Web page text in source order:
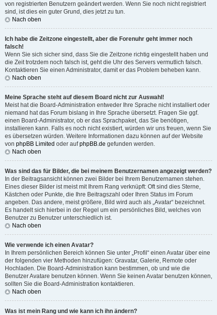
von registrierten Benutzern geändert werden. Wenn Sie noch nicht registriert
sind, ist dies ein guter Grund, dies jetzt zu tun.
Nach oben
Ich habe die Zeitzone eingestellt, aber die Forenuhr geht immer noch
falsch!
Wenn Sie sich sicher sind, dass Sie die Zeitzone richtig eingestellt haben und
die Zeit trotzdem noch falsch ist, geht die Uhr des Servers vermutlich falsch.
Kontaktieren Sie einen Administrator, damit er das Problem beheben kann.
Nach oben
Meine Sprache steht auf diesem Board nicht zur Auswahl!
Meist hat die Board-Administration entweder Ihre Sprache nicht installiert oder
niemand hat das Forum bislang in Ihre Sprache übersetzt. Fragen Sie ggf.
einen Board-Administrator, ob er das Sprachpaket, das Sie benötigen,
installieren kann. Falls es noch nicht existiert, würden wir uns freuen, wenn Sie
es übersetzen würden. Weitere Informationen dazu können auf der Website
von phpBB Limited oder aufphpBB.de gefunden werden.
Nach oben
Was sind das für Bilder, die bei meinem Benutzernamen angezeigt werden?
In der Beitragsansicht können zwei Bilder bei Ihrem Benutzernamen stehen.
Eines dieser Bilder ist meist mit Ihrem Rang verknüpft: Oft sind dies Sterne,
Kästchen oder Punkte, die Ihre Beitragszahl oder Ihren Status im Forum
angeben. Das andere, meist größere, Bild wird auch als „Avatar“ bezeichnet.
Es handelt sich hierbei in der Regel um ein persönliches Bild, welches von
Benutzer zu Benutzer unterschiedlich ist.
Nach oben
Wie verwende ich einen Avatar?
In Ihrem persönlichen Bereich können Sie unter „Profil“ einen Avatar über eine
der folgenden vier Methoden hinzufügen: Gravatar, Galerie, Remote oder
Hochladen. Die Board-Administration kann bestimmen, ob und wie die
Benutzer Avatare benutzen können. Wenn Sie keinen Avatar benutzen können,
sollten Sie die Board-Administration kontaktieren.
Nach oben
Was ist mein Rang und wie kann ich ihn ändern?